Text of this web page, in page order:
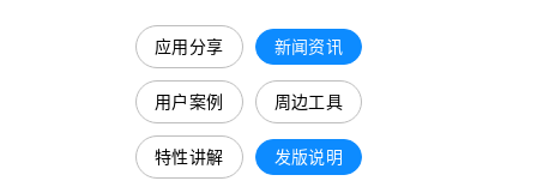
应用分享 新闻资讯
用户案例 周边工具
特性讲解 发版说明